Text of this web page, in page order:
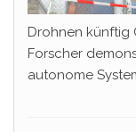
Drohnen künftig
Forscher
autonome